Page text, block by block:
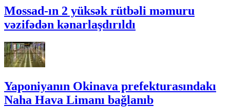
Mossad-ın 2 yüksək rütbəli məmuru
vəzifədən kənarlaşdırıldı
Yaponiyanın Okinava prefekturasındakı
Naha Hava Limanı bağlanıb